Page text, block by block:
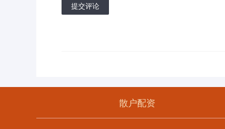
提交评论
散户配资